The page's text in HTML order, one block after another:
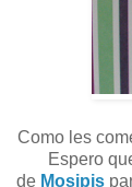
Como les
Espero
de Mosipis